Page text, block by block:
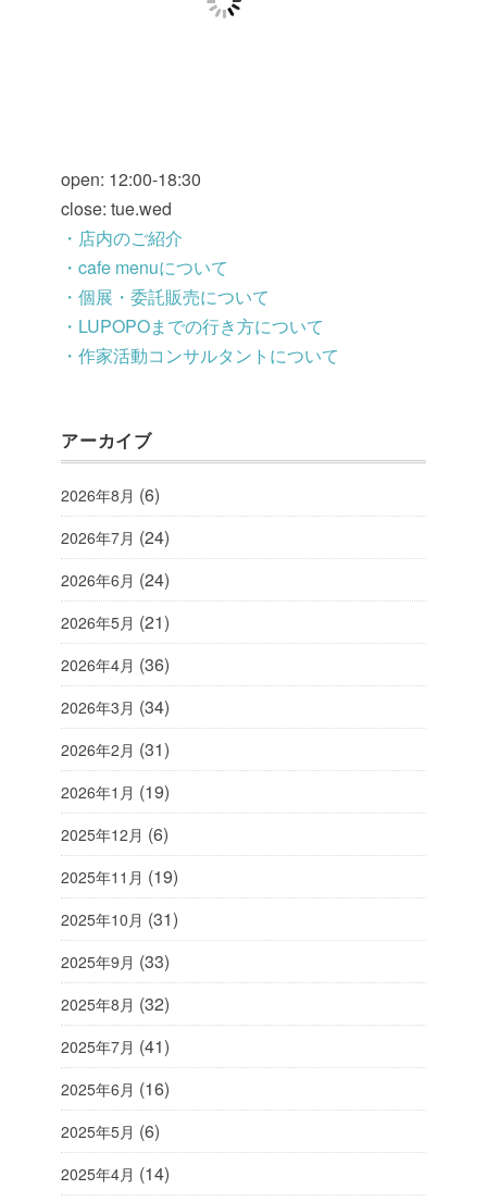
open: 12:00-18:30
close: tue.wed
・店内のご紹介
・cafe menuについて
・個展・委託販売について
・LUPOPOまでの行き方について
・作家活動コンサルタントについて
アーカイブ
2026年8月 (6)
2026年7月 (24)
2026年6月 (24)
2026年5月 (21)
2026年4月 (36)
2026年3月 (34)
2026年2月 (31)
2026年1月 (19)
2025年12月 (6)
2025年11月 (19)
2025年10月 (31)
2025年9月 (33)
2025年8月 (32)
2025年7月 (41)
2025年6月 (16)
2025年5月 (6)
2025年4月 (14)